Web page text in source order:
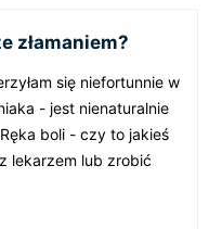
złamaniem?
się niefortunnie w
- jest nienaturalnie
boli - czy to jakieś
lekarzem lub zrobić